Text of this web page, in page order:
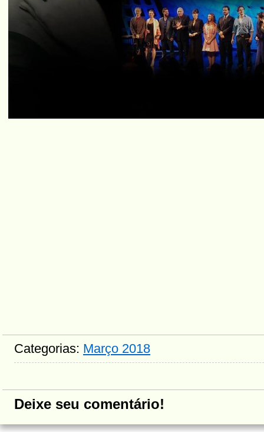
Categorias: Março 2018
Deixe seu comentário!